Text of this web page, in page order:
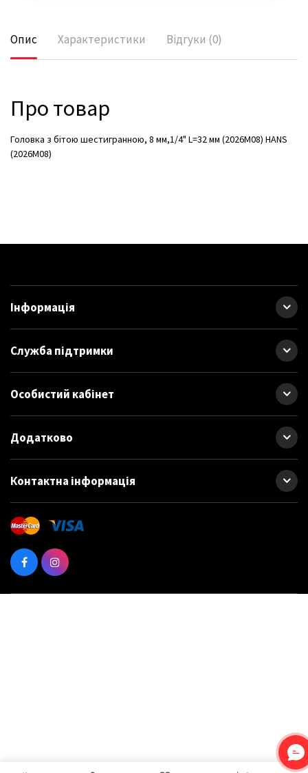
Опис Характеристики Відгуки (0)
Про товар
Головка з бітою шестигранною, 8 мм,1/4" L=32 мм (2026M08) HANS
(2026M08)
Інформація
Служба підтримки
Особистий кабінет
Додатково
Контактна інформація